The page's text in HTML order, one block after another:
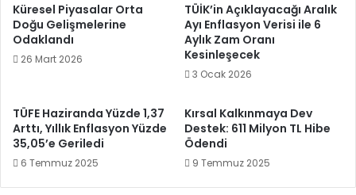
Küresel Piyasalar Orta
Doğu Gelişmelerine
Odaklandı
26 Mart 2026
TÜİK’in Açıklayacağı Aralık
Ayı Enflasyon Verisi ile 6
Aylık Zam Oranı
Kesinleşecek
3 Ocak 2026
TÜFE Haziranda Yüzde 1,37
Arttı, Yıllık Enflasyon Yüzde
35,05’e Geriledi
6 Temmuz 2025
Kırsal Kalkınmaya Dev
Destek: 611 Milyon TL Hibe
Ödendi
9 Temmuz 2025